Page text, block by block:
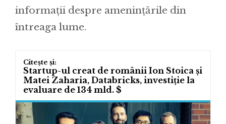
informații despre amenințările din
întreaga lume.
Startup-ul creat de românii Ion Stoica și
Matei Zaharia, Databricks, investiție la
evaluare de 134 mld. $